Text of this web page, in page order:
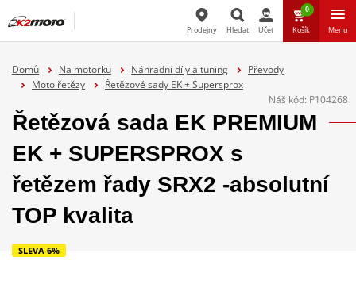
Prodejny Hledat Účet
0
Košík Menu
Domů Na motorku Náhradní díly a tuning
Převody
Moto řetězy
Řetězové sady EK + Supersprox
Náš kód: P104268
Řetězová sada EK PREMIUM
EK + SUPERSPROX s
řetězem řady SRX2 -absolutní
TOP kvalita
SLEVA 6%